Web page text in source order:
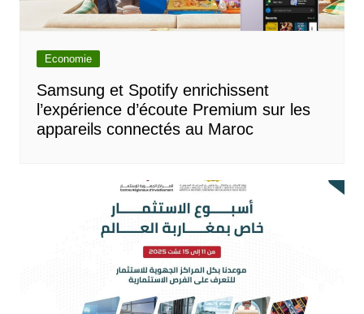
Economie
Samsung et Spotify enrichissent
l’expérience d’écoute Premium sur les
appareils connectés au Maroc